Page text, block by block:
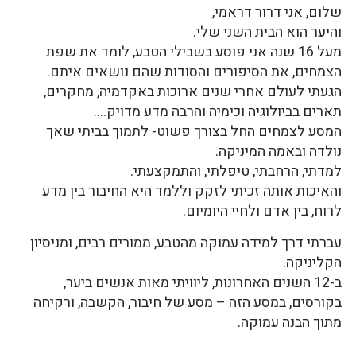
שלום, אני דרור דראמי,
והיער הוא הבית השני שלי.
מעל 16 שנה אני פוסע בשבילי הטבע, לומד את שפת
הצמחים, את הסיפורים והסודות שהם נושאים איתם.
הגעתי לעולם אחרי שנים ארוכות באקדמיה, מחקרים,
תארים בביולוגיה וכימיה והרבה מדע מדויק….
המסע לצמחים החל בצורך פשוט- לתמוך בביתי שאך
נולדה ובאמה המיניקה.
למדתי, הרחבתי, טיפלתי, והתמקצעתי.
והאיכות אותה זכיתי לזקק וללמד היא החיבור בין מדע
לרוח, בין אדם ולחיי היומיום.
עברתי דרך למידה עמוקה מהטבע, ממורים רבים, ומניסיון
הקליניקה.
ב-12 השנים האחרונות, ליוויתי מאות אנשים ביער,
בקורסים, במסע הזה – מסע של חיבור, הקשבה, ורקיחה
מתוך הבנה עמוקה.